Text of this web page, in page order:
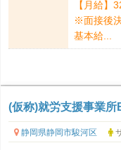
【月給】
※面接後
基本給...
(仮称)就労支援事業所
静岡県静岡市駿河区